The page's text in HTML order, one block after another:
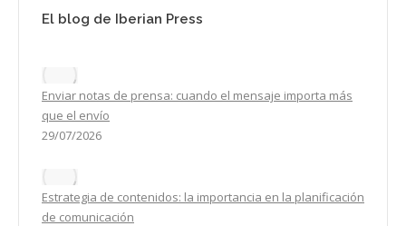
El blog de Iberian Press
Enviar notas de prensa: cuando el mensaje importa más
que el envío
29/07/2026
Estrategia de contenidos: la importancia en la planificación
de comunicación